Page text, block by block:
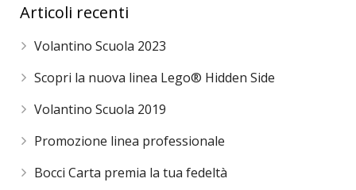
Articoli recenti
Volantino Scuola 2023
Scopri la nuova linea Lego® Hidden Side
Volantino Scuola 2019
Promozione linea professionale
Bocci Carta premia la tua fedeltà